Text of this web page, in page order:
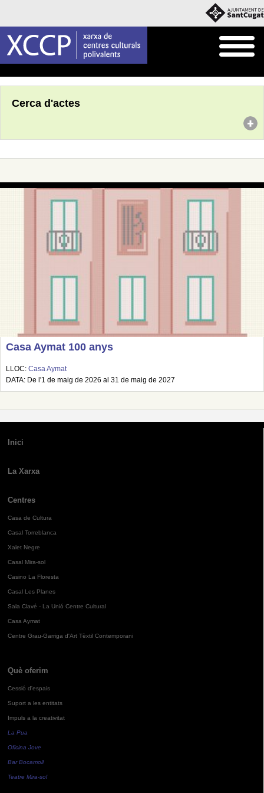
Cerca d'actes
Casa Aymat 100 anys
LLOC: Casa Aymat
DATA: De l'1 de maig de 2026 al 31 de maig de 2027
Inici
La Xarxa
Centres
Casa de Cultura
Casal Torreblanca
Xalet Negre
Casal Mira-sol
Casino La Floresta
Casal Les Planes
Sala Clavé - La Unió Centre Cultural
Casa Aymat
Centre Grau-Garriga d'Art Tèxtil Contemporani
Què oferim
Cessió d'espais
Suport a les entitats
Impuls a la creativitat
La Pua
Oficina Jove
Bar Bocamoll
Teatre Mira-sol